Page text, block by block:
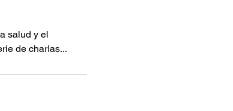
salud y el
de charlas...